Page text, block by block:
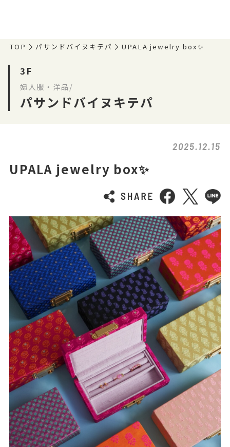
TOP パサンドバイヌキテパ UPALA jewelry box✨
3F
婦人服・洋品/
パサンドバイヌキテパ
2025.12.15
UPALA jewelry box✨